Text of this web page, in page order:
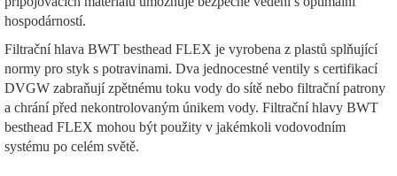
hospodárností.
Filtrační hlava BWT besthead FLEX je vyrobena z plastů splňující
normy pro styk s potravinami. Dva jednocestné ventily s certifikací
DVGW zabraňují zpětnému toku vody do sítě nebo filtrační patrony
a chrání před nekontrolovaným únikem vody. Filtrační hlavy BWT
besthead FLEX mohou být použity v jakémkoli vodovodním
systému po celém světě.